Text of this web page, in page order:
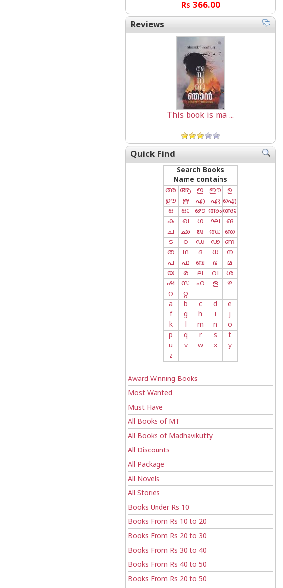
Rs 366.00
Reviews
This book is ma ...
Quick Find
Search Books
Name contains
അ ആ ഇ ഈ
ഉ
ഊ
ഋ എ ഏ ഐ
ഒ
ഓ ഔ അംഅഃ
ക
ഖ ഗ ഘ
ങ
ച
ഛ ജ ഝ ഞ
ട
ഠ ഡ ഢ
ണ
ത
ഥ ദ ധ
ന
പ
ഫ ബ ഭ
മ
യ
ര ല വ
ശ
ഷ
സ ഹ ള
ഴ
റ
റ്റ
a
b c d
e
f
g h i
j
k
l m n
o
p
q r s
t
u
v w x
y
z
Award Winning Books
Most Wanted
Must Have
All Books of MT
All Books of Madhavikutty
All Discounts
All Package
All Novels
All Stories
Books Under Rs 10
Books From Rs 10 to 20
Books From Rs 20 to 30
Books From Rs 30 to 40
Books From Rs 40 to 50
Books From Rs 20 to 50